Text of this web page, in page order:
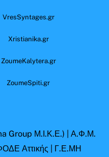
VresSyntages.gr
Xristianika.gr
ZoumeKalytera.gr
ZoumeSpiti.gr
Group Μ.Ι.Κ.Ε.) | Α.Φ.Μ.
Αττικής | Γ.Ε.ΜΗ